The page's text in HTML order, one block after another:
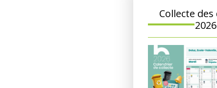
Collecte
2026